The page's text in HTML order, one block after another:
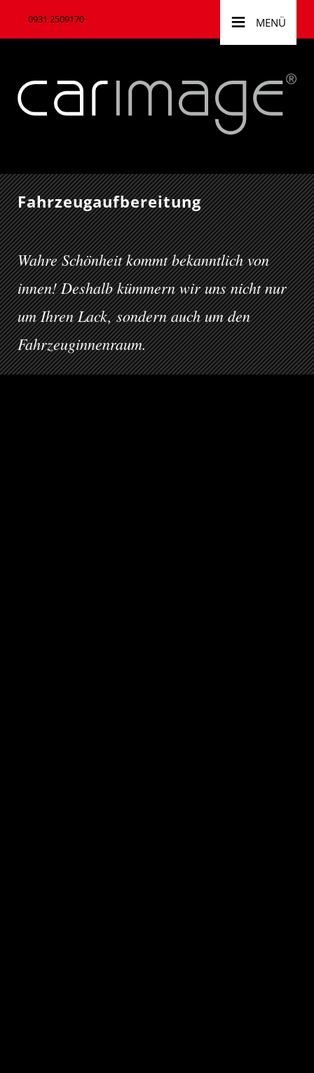
0931 2509170 ≡ MENÜ
Fahr­zeug­aufbereitung
Wahre Schönheit kommt bekanntlich von
innen! Deshalb kümmern wir uns nicht nur
um Ihren Lack, sondern auch um den
Fahrzeuginnenraum.